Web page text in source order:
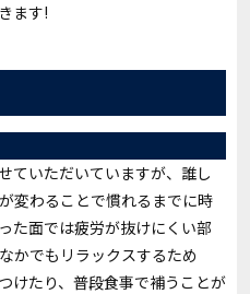
ます!
ていただいていますが、誰し
変わることで慣れるまでに時
た面では疲労が抜けにくい部
かでもリラックスするため
けたり、普段食事で補うことが